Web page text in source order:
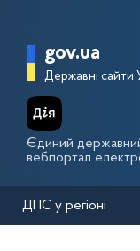
Головна
gov.ua
Державні сайти
Єдиний
вебпортал
ДПС у регіоні